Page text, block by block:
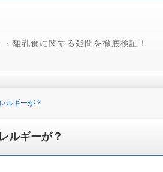
離乳食に関する疑問を徹底検証！
ルギーが？
ルギーが？